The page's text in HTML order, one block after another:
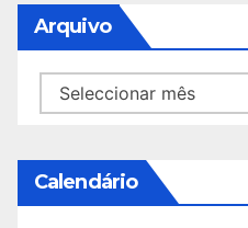
Arquivo
Arquivo
Calendário